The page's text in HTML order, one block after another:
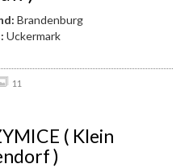
Brandenburg
Uckermark
11
( Klein
)